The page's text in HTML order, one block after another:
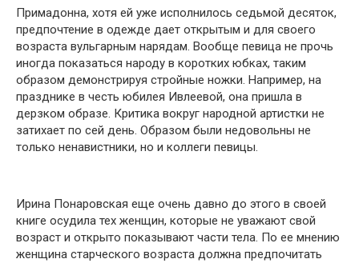
Примадонна, хотя ей уже исполнилось седьмой десяток,
предпочтение в одежде дает открытым и для своего
возраста вульгарным нарядам. Вообще певица не прочь
иногда показаться народу в коротких юбках, таким
образом демонстрируя стройные ножки. Например, на
празднике в честь юбилея Ивлеевой, она пришла в
дерзком образе. Критика вокруг народной артистки не
затихает по сей день. Образом были недовольны не
только ненавистники, но и коллеги певицы.
Ирина Понаровская еще очень давно до этого в своей
книге осудила тех женщин, которые не уважают свой
возраст и открыто показывают части тела. По ее мнению
женщина старческого возраста должна предпочитать